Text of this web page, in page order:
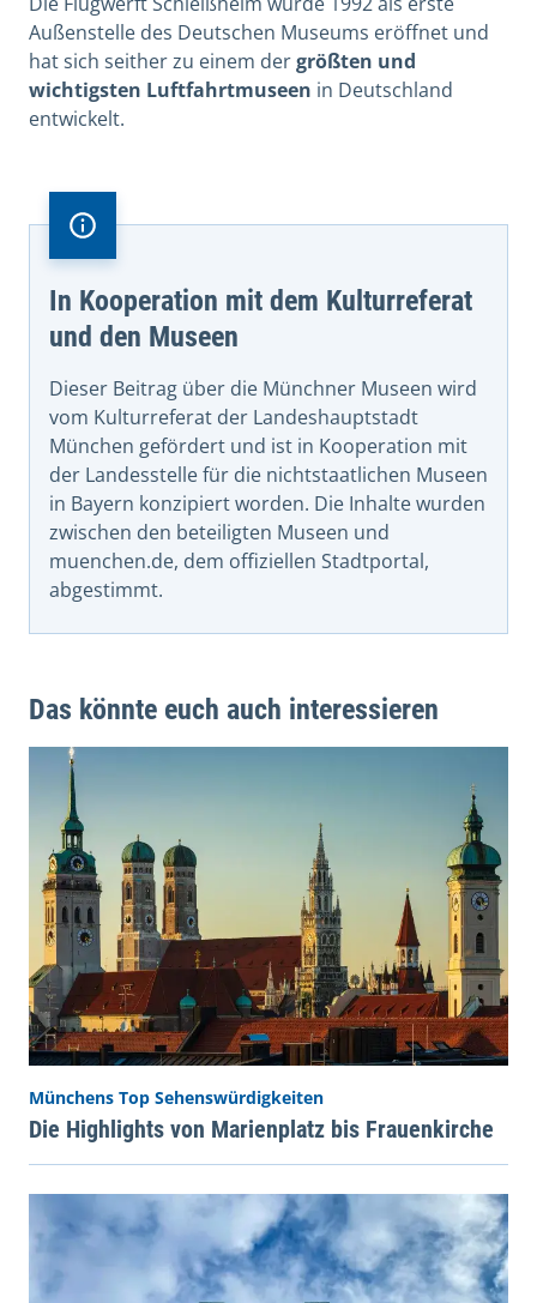
Außenstelle des Deutschen Museums eröffnet und
hat sich seither zu einem dergrößten und
wichtigsten Luftfahrtmuseen in Deutschland
entwickelt.
In Kooperation mit dem Kulturreferat
und den Museen
Dieser Beitrag über die Münchner Museen wird
vom Kulturreferat der Landeshauptstadt
München gefördert und ist in Kooperation mit
der Landesstelle für die nichtstaatlichen Museen
in Bayern konzipiert worden. Die Inhalte wurden
zwischen den beteiligten Museen und
muenchen.de, dem offiziellen Stadtportal,
abgestimmt.
Das könnte euch auch interessieren
Münchens Top Sehenswürdigkeiten
Die Highlights von Marienplatz bis Frauenkirche